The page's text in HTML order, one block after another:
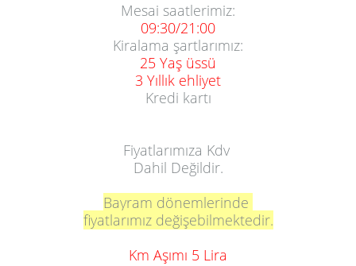
Mesai saatlerimiz:
09:30/21:00
Kiralama şartlarımız:
25 Yaş üssü
3 Yıllık ehliyet
Kredi kartı
Fiyatlarımıza Kdv
Dahil Değildir.
Bayram dönemlerinde
fiyatlarımız değişebilmektedir.
Km Aşımı 5 Lira